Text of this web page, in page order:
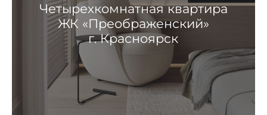
Четырехкомнатная квартира
ЖК «Преображенский»
г. Красноярск